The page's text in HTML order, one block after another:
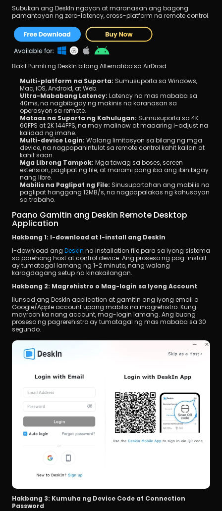
Subukan ang DeskIn ngayon at maranasan ang bagong
pamantayan ng zero-latency, cross-platform na remote control.
Bakit Pumili ng DeskIn bilang Alternatibo sa AirDroid
Multi-platform na Suporta: Sumusuporta sa Windows,
Mac, iOS, Android, at Web.
Ultra-Mababang Latency: Latency na mas mababa sa
40ms, na nagbibigay ng makinis na karanasan sa
operasyon sa remote.
Mataas na Suporta ng Kahulugan: Sumusuporta sa 4K
60FPS at 2K 144FPS, na may malinaw at maaaring i-adjust na
kalidad ng imahe.
Multi-device Login: Walang limitasyon sa bilang ng mga
device, na nagpapahintulot sa remote control kahit kailan at
kahit saan.
Mga Libreng Tampok: Mga tawag sa boses, screen
extension, paglipat ng file, at marami pang iba ang ibinibigay
nang libre.
Mabilis na Paglipat ng File: Sinusuportahan ang mabilis na
paglipat hanggang 12MB/s, na nagpapalakas ng kahusayan
sa trabaho.
Paano Gamitin ang DeskIn Remote Desktop
Application
Hakbang 1: I-download at I-install ang DeskIn
I-download ang DeskIn na installation file para sa iyong sistema
sa parehong host at control device. Ang proseso ng pag-install
ay tumatagal lamang ng 1-2 minuto, nang walang
karagdagang setup na kinakailangan.
Hakbang 2: Magrehistro o Mag-login sa Iyong Account
Ilunsad ang DeskIn application at gamitin ang iyong email o
Google/Apple account upang mabilis na magrehistro. Kung
mayroon ka nang account, mag-login lamang. Ang buong
proseso ng pagrerehistro ay tumatagal ng mas mababa sa 30
segundo.
Hakbang 3: Kumuha ng Device Code at Connection
Password